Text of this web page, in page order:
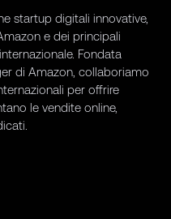
startup digitali innovative,
e dei principali
Fondata
di Amazon, collaboriamo
per offrire
le vendite online,